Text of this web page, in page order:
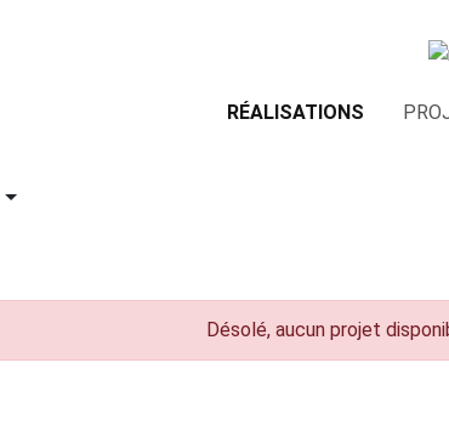
RÉALISATIONS
Désolé, aucun projet